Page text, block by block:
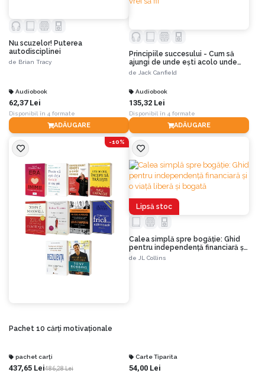
Nu scuzelor! Puterea
autodisciplinei
de Brian Tracy
Audiobook
62,37 Lei
Disponibil în 4 formate
ADĂUGARE
Principiile succesului - Cum să
ajungi de unde eşti acolo unde
vrei să fii
de Jack Canfield
Audiobook
135,32 Lei
Disponibil în 4 formate
ADĂUGARE
-10%
Pachet 10 cărți motivaționale
pachet carți
437,65 Lei486,28 Lei
Lipsă stoc
Calea simplă spre bogăție: Ghid
pentru independență financiară și
o viață liberă și bogată
de JL Collins
Carte Tiparita
54,00 Lei